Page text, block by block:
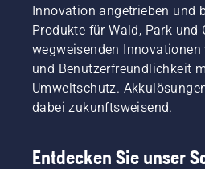
Innovation angetrieben und
Produkte für Wald, Park und
wegweisenden Innovationen
und Benutzerfreundlichkeit
Umweltschutz.
dabei zukunftsweisend.
Entdecken Sie unser